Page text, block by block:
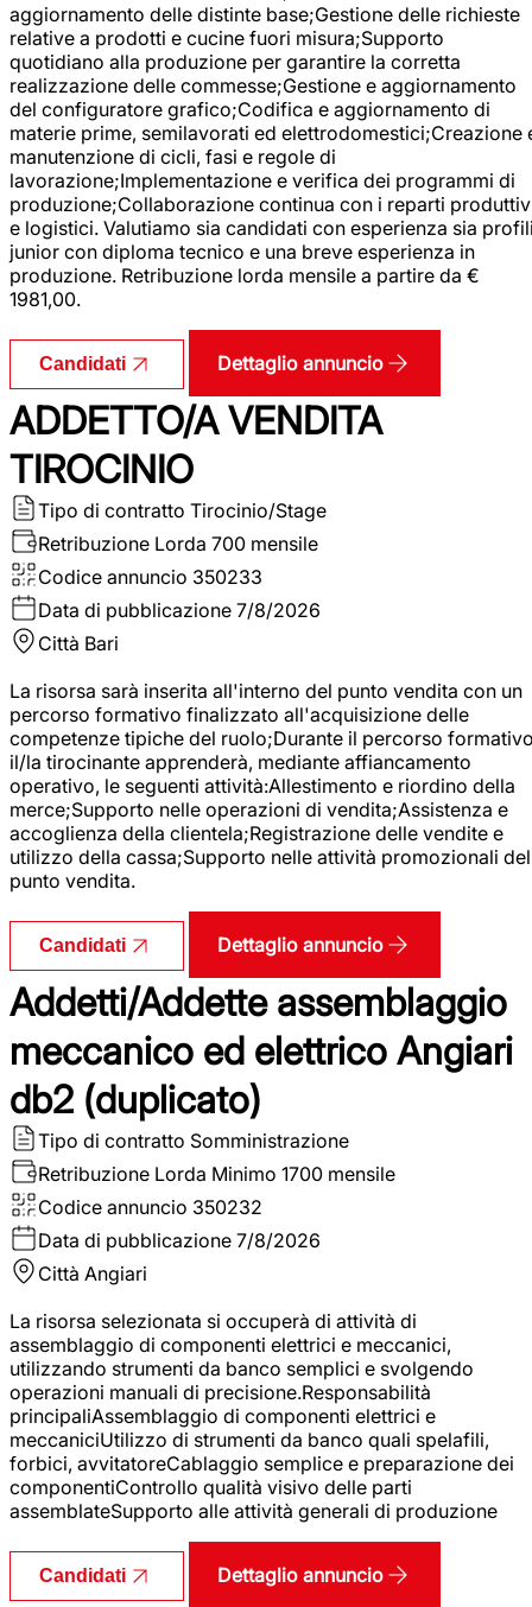
aggiornamento delle distinte base;Gestione delle richieste
relative a prodotti e cucine fuori misura;Supporto
quotidiano alla produzione per garantire la corretta
realizzazione delle commesse;Gestione e aggiornamento
del configuratore grafico;Codifica e aggiornamento di
materie prime, semilavorati ed elettrodomestici;Creazione
manutenzione di cicli, fasi e regole di
lavorazione;Implementazione e verifica dei programmi di
produzione;Collaborazione continua con i reparti
e logistici. Valutiamo sia candidati con esperienza sia
junior con diploma tecnico e una breve esperienza in
produzione. Retribuzione lorda mensile a partire da €
1981,00.
Candidati Dettaglio annuncio
ADDETTO/A VENDITA
TIROCINIO
Tipo di contratto Tirocinio/Stage
Retribuzione Lorda 700 mensile
Codice annuncio 350233
Data di pubblicazione 7/8/2026
Città Bari
La risorsa sarà inserita all'interno del punto vendita con un
percorso formativo finalizzato all'acquisizione delle
competenze tipiche del ruolo;Durante il percorso
il/la tirocinante apprenderà, mediante affiancamento
operativo, le seguenti attività:Allestimento e riordino della
merce;Supporto nelle operazioni di vendita;Assistenza e
accoglienza della clientela;Registrazione delle vendite e
utilizzo della cassa;Supporto nelle attività promozionali del
punto vendita.
Candidati Dettaglio annuncio
Addetti/Addette assemblaggio
meccanico ed elettrico Angiari
db2 (duplicato)
Tipo di contratto Somministrazione
Retribuzione Lorda Minimo 1700 mensile
Codice annuncio 350232
Data di pubblicazione 7/8/2026
Città Angiari
La risorsa selezionata si occuperà di attività di
assemblaggio di componenti elettrici e meccanici,
utilizzando strumenti da banco semplici e svolgendo
operazioni manuali di precisione.Responsabilità
principaliAssemblaggio di componenti elettrici e
meccaniciUtilizzo di strumenti da banco quali spelafili,
forbici, avvitatoreCablaggio semplice e preparazione dei
componentiControllo qualità visivo delle parti
assemblateSupporto alle attività generali di produzione
Candidati Dettaglio annuncio